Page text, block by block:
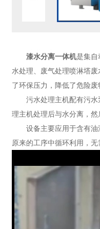
漆水分离一体机是集自
水处理、废气处理喷淋塔
了环保压力，降低了危险废
污水处理主机配有污水泵
理主机处理后与水分离，然
设备主要应用于含有油漆
原来的工序中循环利用，